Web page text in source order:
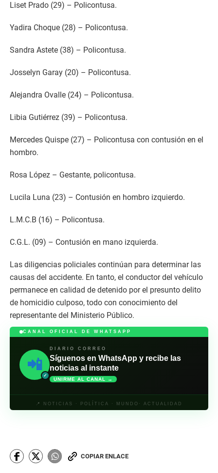
Liset Prado (29) – Policontusa.
Yadira Choque (28) – Policontusa.
Sandra Astete (38) – Policontusa.
Josselyn Garay (20) – Policontusa.
Alejandra Ovalle (24) – Policontusa.
Libia Gutiérrez (39) – Policontusa.
Mercedes Quispe (27) – Policontusa con contusión en el
hombro.
Rosa López – Gestante, policontusa.
Lucila Luna (23) – Contusión en hombro izquierdo.
L.M.C.B (16) – Policontusa.
C.G.L. (09) – Contusión en mano izquierda.
Las diligencias policiales continúan para determinar las
causas del accidente. En tanto, el conductor del vehículo
permanece en calidad de detenido por el presunto delito
de homicidio culposo, todo con conocimiento del
representante del Ministerio Público.
CANAL OFICIAL DE WHATSAPP
📲
✓
DIARIO CORREO
Síguenos en WhatsApp y recibe las
noticias al instante
UNIRME AL CANAL →
📍 NOTICIAS · POLÍTICA · MUNDO· ACTUALIDAD
COPIAR ENLACE